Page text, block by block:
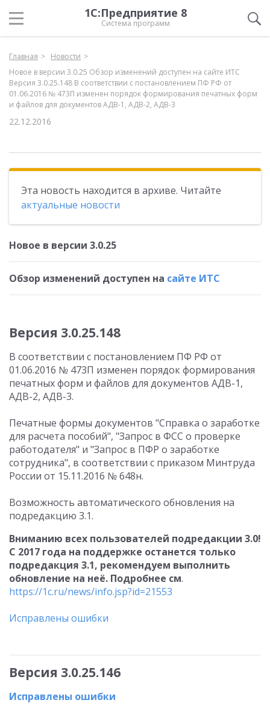
1С:Предприятие 8
Система программ
Главная
Новости
Новое в версии 3.0.25 Обзор изменений доступен на сайте ИТС
Версия 3.0.25.148 В соответствии с постановлением ПФ РФ от
01.06.2016 № 473П изменен порядок формирования печатных форм
и файлов для документов АДВ-1, АДВ-2, АДВ-3
22.12.2016
Эта новость находится в архиве. Читайте
актуальные новости
Новое в версии 3.0.25
Обзор изменений доступен на сайте ИТС
Версия 3.0.25.148
В соответствии с постановлением ПФ РФ от
01.06.2016 № 473П изменен порядок формирования
печатных форм и файлов для документов АДВ-1,
АДВ-2, АДВ-3.
Печатные формы документов "Справка о заработке
для расчета пособий", "Запрос в ФСС о проверке
работодателя" и "Запрос в ПФР о заработке
сотрудника", в соответствии с приказом Минтруда
России от 15.11.2016 № 648н.
Возможность автоматического обновления на
подредакцию 3.1.
Вниманию всех пользователей подредакции 3.0!
С 2017 года на поддержке останется только
подредакция 3.1, рекомендуем выполнить
обновление на неё. Подробнее см.
https://1c.ru/news/info.jsp?id=21553
Исправлены ошибки
Версия 3.0.25.146
Исправлены ошибки